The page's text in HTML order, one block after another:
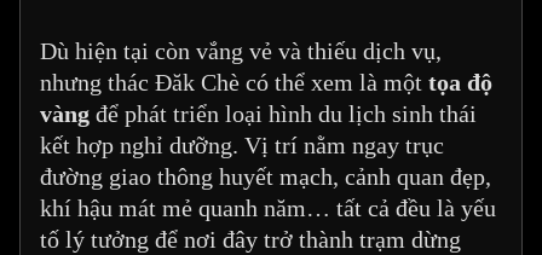
Dù hiện tại còn vắng vẻ và thiếu dịch vụ,
nhưng thác Đăk Chè có thể xem là một tọa độ
vàng để phát triển loại hình du lịch sinh thái
kết hợp nghỉ dưỡng. Vị trí nằm ngay trục
đường giao thông huyết mạch, cảnh quan đẹp,
khí hậu mát mẻ quanh năm… tất cả đều là yếu
tố lý tưởng để nơi đây trở thành trạm dừng